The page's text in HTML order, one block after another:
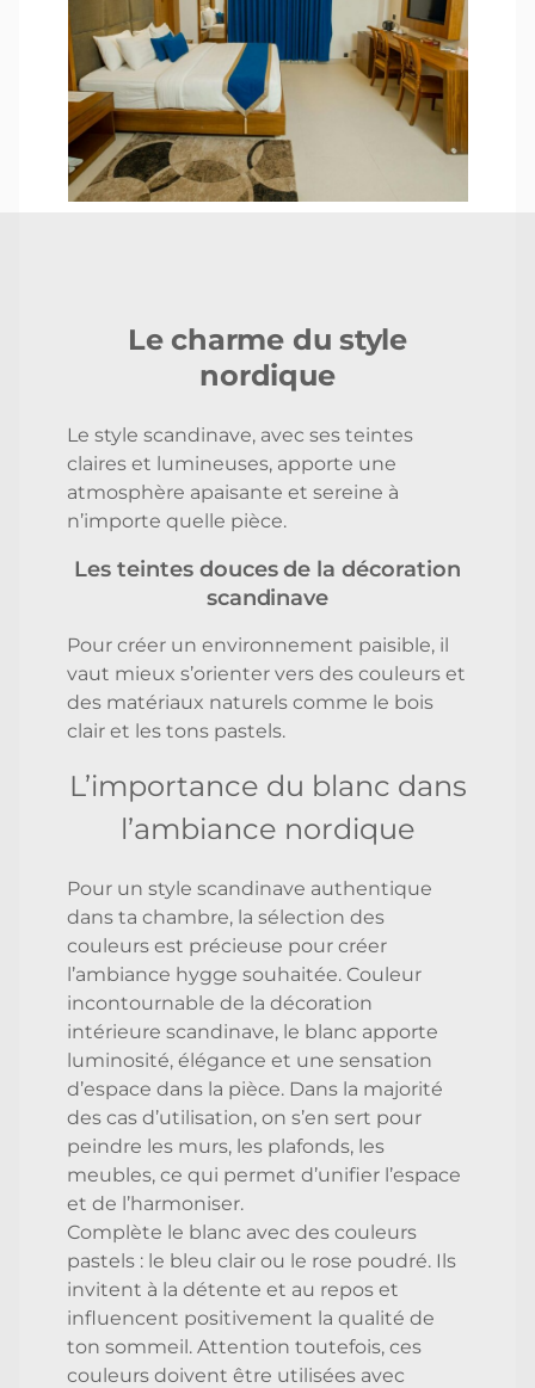
Le charme du style
nordique
Le style scandinave, avec ses teintes
claires et lumineuses, apporte une
atmosphère apaisante et sereine à
n’importe quelle pièce.
Les teintes douces de la décoration
scandinave
Pour créer un environnement paisible, il
vaut mieux s’orienter vers des couleurs et
des matériaux naturels comme le bois
clair et les tons pastels.
L’importance du blanc dans
l’ambiance nordique
Pour un style scandinave authentique
dans ta chambre, la sélection des
couleurs est précieuse pour créer
l’ambiance hygge souhaitée. Couleur
incontournable de la décoration
intérieure scandinave, le blanc apporte
luminosité, élégance et une sensation
d’espace dans la pièce. Dans la majorité
des cas d’utilisation, on s’en sert pour
peindre les murs, les plafonds, les
meubles, ce qui permet d’unifier l’espace
et de l’harmoniser.
Complète le blanc avec des couleurs
pastels : le bleu clair ou le rose poudré. Ils
invitent à la détente et au repos et
influencent positivement la qualité de
ton sommeil. Attention toutefois, ces
couleurs doivent être utilisées avec